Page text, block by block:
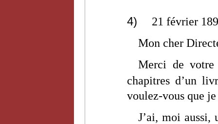
4)
21 février
Mon cher
Merci de
chapitres d’un
voulez-vous que je
J’ai, moi